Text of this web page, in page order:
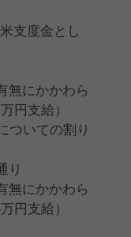
ルス、ラスベガ
ンター営業とな
も日本のお店で
を空輸、お店を
支度金とし
にかかわら
円支給）
ついての割り
り
無にかかわら
円支給）